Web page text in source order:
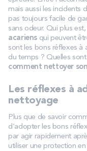
mais aussi les incidents
pas toujours facile de
sans odeur. Qui plus
acariens qui peuvent
sont les bons réflexes à
du temps ? Quelles
comment nettoyer
Les réflexes à
nettoyage
Plus que de savoir
d’adopter les bons
par agir rapidement
utiliser une protection